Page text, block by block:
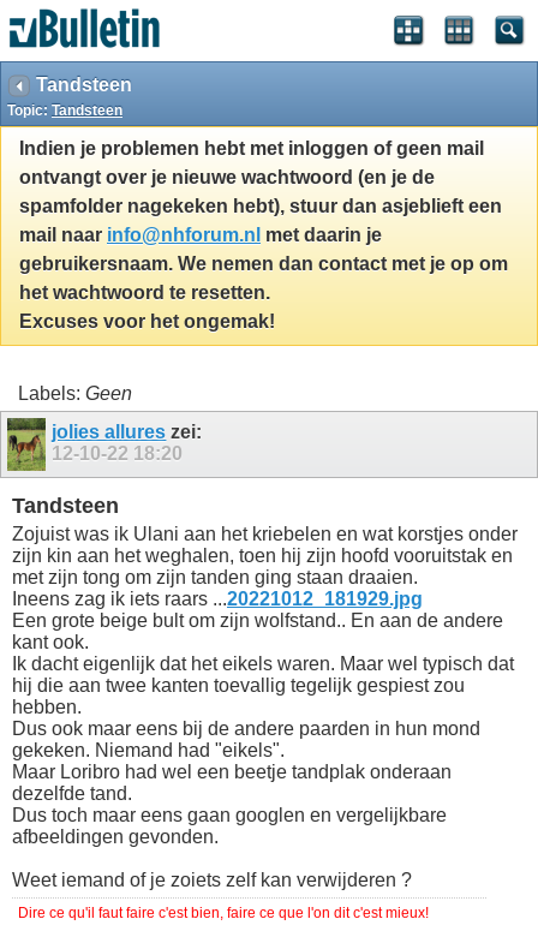
Tandsteen
Topic: Tandsteen
Indien je problemen hebt met inloggen of geen mail
ontvangt over je nieuwe wachtwoord (en je de
spamfolder nagekeken hebt), stuur dan asjeblieft een
mail naar info@nhforum.nl met daarin je
gebruikersnaam. We nemen dan contact met je op om
het wachtwoord te resetten.
Excuses voor het ongemak!
Labels: Geen
jolies allures zei:
12-10-22 18:20
Tandsteen
Zojuist was ik Ulani aan het kriebelen en wat korstjes onder
zijn kin aan het weghalen, toen hij zijn hoofd vooruitstak en
met zijn tong om zijn tanden ging staan draaien.
Ineens zag ik iets raars ...20221012_181929.jpg
Een grote beige bult om zijn wolfstand.. En aan de andere
kant ook.
Ik dacht eigenlijk dat het eikels waren. Maar wel typisch dat
hij die aan twee kanten toevallig tegelijk gespiest zou
hebben.
Dus ook maar eens bij de andere paarden in hun mond
gekeken. Niemand had "eikels".
Maar Loribro had wel een beetje tandplak onderaan
dezelfde tand.
Dus toch maar eens gaan googlen en vergelijkbare
afbeeldingen gevonden.
Weet iemand of je zoiets zelf kan verwijderen ?
Dire ce qu'il faut faire c'est bien, faire ce que l'on dit c'est mieux!